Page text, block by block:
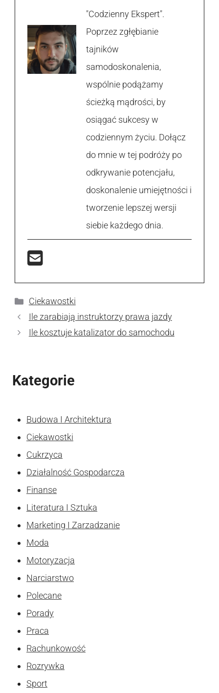
"Codzienny Ekspert".
Poprzez zgłębianie
tajników
samodoskonalenia,
wspólnie podążamy
ścieżką mądrości, by
osiągać sukcesy w
codziennym życiu. Dołącz
do mnie w tej podróży po
odkrywanie potencjału,
doskonalenie umiejętności i
tworzenie lepszej wersji
siebie każdego dnia.
Kategorie
Ciekawostki
Ile zarabiają instruktorzy prawa jazdy
Ile kosztuje katalizator do samochodu
Kategorie
Budowa I Architektura
Ciekawostki
Cukrzyca
Działalność Gospodarcza
Finanse
Literatura I Sztuka
Marketing I Zarzadzanie
Moda
Motoryzacja
Narciarstwo
Polecane
Porady
Praca
Rachunkowość
Rozrywka
Sport